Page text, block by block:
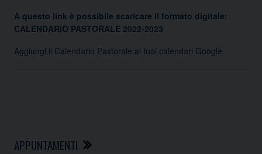
A questo link è possibile scaricare il formato digitale:
CALENDARIO PASTORALE 2022-2023
Aggiungi il Calendario Pastorale ai tuoi calendari Google
APPUNTAMENTI